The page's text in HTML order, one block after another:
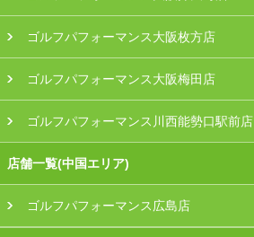
ゴルフパフォーマンス大阪枚方店
ゴルフパフォーマンス大阪梅田店
ゴルフパフォーマンス川西能勢口駅前店
店舗一覧(中国エリア)
ゴルフパフォーマンス広島店